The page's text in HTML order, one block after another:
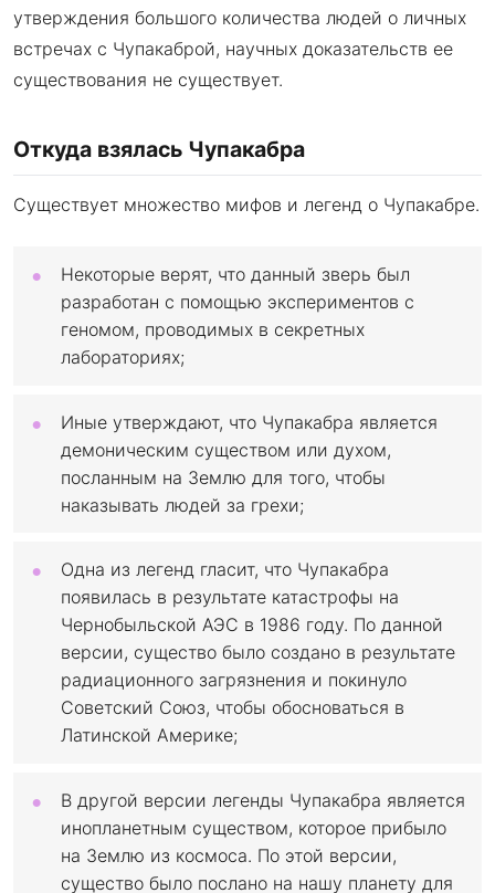
утверждения большого количества людей о личных
встречах с Чупакаброй, научных доказательств ее
существования не существует.
Откуда взялась Чупакабра
Существует множество мифов и легенд о Чупакабре.
Некоторые верят, что данный зверь был
разработан с помощью экспериментов с
геномом, проводимых в секретных
лабораториях;
Иные утверждают, что Чупакабра является
демоническим существом или духом,
посланным на Землю для того, чтобы
наказывать людей за грехи;
Одна из легенд гласит, что Чупакабра
появилась в результате катастрофы на
Чернобыльской АЭС в 1986 году. По данной
версии, существо было создано в результате
радиационного загрязнения и покинуло
Советский Союз, чтобы обосноваться в
Латинской Америке;
В другой версии легенды Чупакабра является
инопланетным существом, которое прибыло
на Землю из космоса. По этой версии,
существо было послано на нашу планету для